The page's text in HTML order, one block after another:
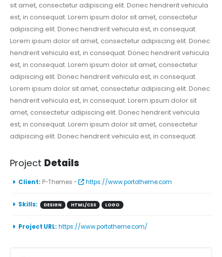
sit amet, consectetur adipiscing elit. Donec hendrerit vehicula
est, in consequat. Lorem ipsum dolor sit amet, consectetur
adipiscing elit. Donec hendrerit vehicula est, in consequat.
Lorem ipsum dolor sit amet, consectetur adipiscing elit. Donec
hendrerit vehicula est, in consequat. Donec hendrerit vehicula
est, in consequat. Lorem ipsum dolor sit amet, consectetur
adipiscing elit. Donec hendrerit vehicula est, in consequat.
Lorem ipsum dolor sit amet, consectetur adipiscing elit. Donec
hendrerit vehicula est, in consequat. Lorem ipsum dolor sit
amet, consectetur adipiscing elit. Donec hendrerit vehicula
est, in consequat. Lorem ipsum dolor sit amet, consectetur
adipiscing elit. Donec hendrerit vehicula est, in consequat.
Project Details
Client: P-Themes - https://www.portotheme.com
Skills: DESIGN HTML/CSS LOGO
Project URL: https://www.portotheme.com/